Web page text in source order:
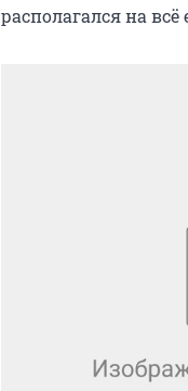
располагался на